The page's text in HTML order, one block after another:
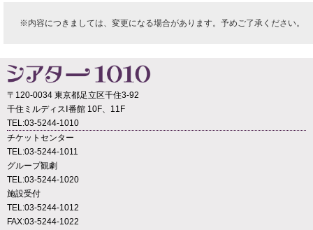
※内容につきましては、変更になる場合があります。予めご了承ください。
〒120-0034 東京都足立区千住3-92
千住ミルディスⅠ番館 10F、11F
TEL:03-5244-1010
チケットセンター
TEL:03-5244-1011
グループ観劇
TEL:03-5244-1020
施設受付
TEL:03-5244-1012
FAX:03-5244-1022